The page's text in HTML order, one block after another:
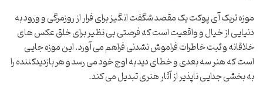
موزه تریک آی پوکت یک مقصد شگفت انگیز برای فرار از روزمرگی و ورود به
دنیایی از خیال و واقعیت است که فرصتی بی نظیر برای خلق عکس های
خلاقانه و ثبت خاطرات فراموش نشدنی فراهم می آورد. این موزه جایی
است که هنر سه بعدی و خطای دید به اوج خود می رسد و هر بازدیدکننده را
به بخشی جدایی ناپذیر از آثار هنری تبدیل می کند.